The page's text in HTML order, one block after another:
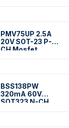
PMV75UP 2.5A
20V SOT-23 P-
CH Mosfet
BSS138PW
320mA 60V
SOT323 N-CH